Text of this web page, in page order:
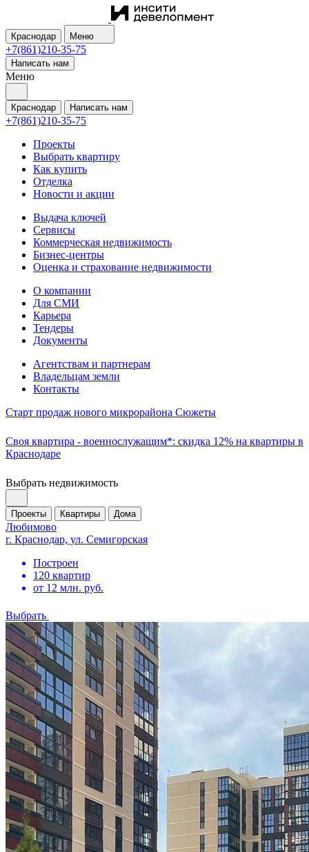
Краснодар Меню
+7(861)210-35-75
Написать нам
Меню
Краснодар Написать нам
+7(861)210-35-75
Проекты
Выбрать квартиру
Как купить
Отделка
Новости и акции
Выдача ключей
Сервисы
Коммерческая недвижимость
Бизнес-центры
Оценка и страхование недвижимости
О компании
Для СМИ
Карьера
Тендеры
Документы
Агентствам и партнерам
Владельцам земли
Контакты
Старт продаж нового микрорайона Сюжеты
Своя квартира - военнослужащим*: скидка 12% на квартиры в
Краснодаре
Выбрать недвижимость
Проекты Квартиры Дома
Любимово
г. Краснодар, ул. Семигорская
Построен
120 квартир
от 12 млн. руб.
Выбрать